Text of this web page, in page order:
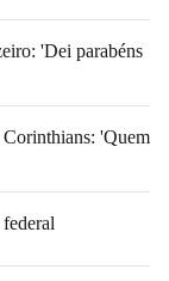
'Dei parabéns
Corinthians: 'Quem